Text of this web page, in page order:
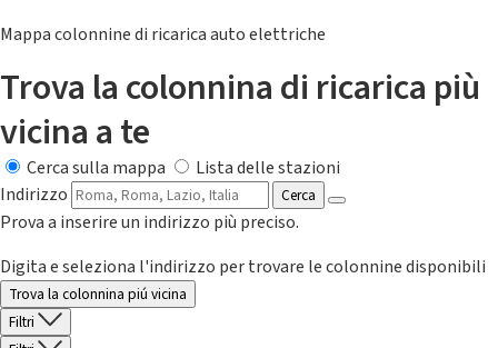
Mappa colonnine di ricarica auto elettriche
Trova la colonnina di ricarica più
vicina a te
Cerca sulla mappa
Lista delle stazioni
Indirizzo
Cerca
Prova a inserire un indirizzo più preciso.
Digita e seleziona l'indirizzo per trovare le colonnine disponibili
Trova la colonnina piú vicina
Filtri